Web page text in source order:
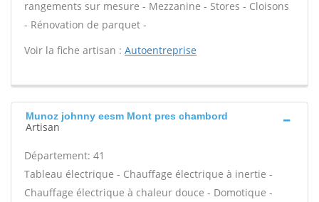
rangements sur mesure - Mezzanine - Stores - Cloisons
- Rénovation de parquet -
Voir la fiche artisan : Autoentreprise
Munoz johnny eesm Mont pres chambord
Artisan
Département: 41
Tableau électrique - Chauffage électrique à inertie -
Chauffage électrique à chaleur douce - Domotique -